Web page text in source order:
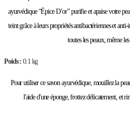
ayurvédique “Épice D’or” purifie et apaise votre
teint grâce à leurs propriétés antibactériennes et
toutes les peaux, même
Poids :0.1 kg
Pour utiliser ce savon ayurvédique, mouillez la
l'aide d'une éponge, frottez délicatement, et